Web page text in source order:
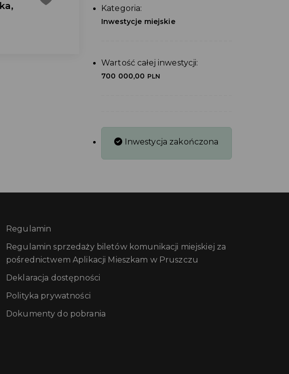
Kategoria:
Inwestycje miejskie
Wartość całej inwestycji:
700 000,00 PLN
Inwestycja zakończona
Regulamin
Regulamin sprzedaży biletów komunikacji miejskiej za
pośrednictwem Aplikacji Mieszkam w Pruszczu
Deklaracja dostępności
Polityka prywatności
Dokumenty do pobrania